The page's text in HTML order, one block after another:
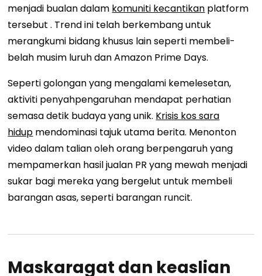
menjadi bualan dalam komuniti kecantikan platform
tersebut . Trend ini telah berkembang untuk
merangkumi bidang khusus lain seperti membeli-
belah musim luruh dan Amazon Prime Days.
Seperti golongan yang mengalami kemelesetan,
aktiviti penyahpengaruhan mendapat perhatian
semasa detik budaya yang unik. Krisis kos sara
hidup mendominasi tajuk utama berita. Menonton
video dalam talian oleh orang berpengaruh yang
mempamerkan hasil jualan PR yang mewah menjadi
sukar bagi mereka yang bergelut untuk membeli
barangan asas, seperti barangan runcit.
Maskaragat dan keaslian